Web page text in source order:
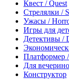
Квест / Quest
Стрелялки /
Ужасы /
Игры для
Детективы /
Платформер
Для
Конструктор